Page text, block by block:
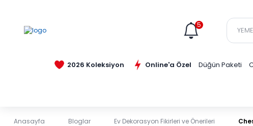
5
2026 Koleksiyon Online'a Özel Düğün Paketi
Anasayfa Bloglar Ev Dekorasyon Fikirleri ve Önerileri